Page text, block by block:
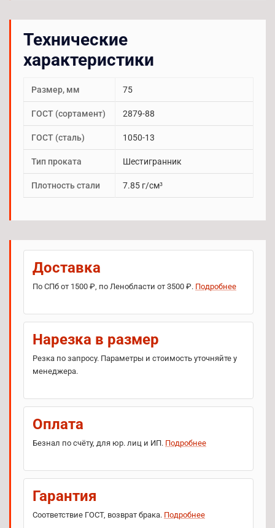
Технические
характеристики
Размер, мм 75
ГОСТ (сортамент) 2879-88
ГОСТ (сталь) 1050-13
Тип проката Шестигранник
Плотность стали 7.85 г/см³
Доставка
По СПб от 1500 ₽, по Ленобласти от 3500 ₽. Подробнее
Нарезка в размер
Резка по запросу. Параметры и стоимость уточняйте у
менеджера.
Оплата
Безнал по счёту, для юр. лиц и ИП. Подробнее
Гарантия
Соответствие ГОСТ, возврат брака. Подробнее